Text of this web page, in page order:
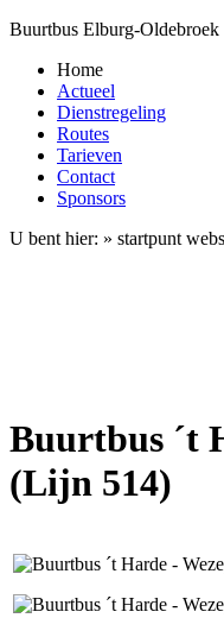
Buurtbus Elburg-Oldebroek
Home
Actueel
Dienstregeling
Routes
Tarieven
Contact
Sponsors
U bent hier: » startpunt
Buurtbus ´t
(Lijn 514)